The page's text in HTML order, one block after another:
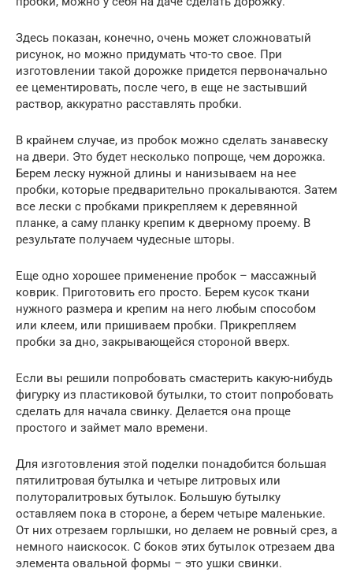
Здесь показан, конечно, очень может сложноватый
рисунок, но можно придумать что-то свое. При
изготовлении такой дорожке придется первоначально
ее цементировать, после чего, в еще не застывший
раствор, аккуратно расставлять пробки.
В крайнем случае, из пробок можно сделать занавеску
на двери. Это будет несколько попроще, чем дорожка.
Берем леску нужной длины и нанизываем на нее
пробки, которые предварительно прокалываются. Затем
все лески с пробками прикрепляем к деревянной
планке, а саму планку крепим к дверному проему. В
результате получаем чудесные шторы.
Еще одно хорошее применение пробок – массажный
коврик. Приготовить его просто. Берем кусок ткани
нужного размера и крепим на него любым способом
или клеем, или пришиваем пробки. Прикрепляем
пробки за дно, закрывающейся стороной вверх.
Если вы решили попробовать смастерить какую-нибудь
фигурку из пластиковой бутылки, то стоит попробовать
сделать для начала свинку. Делается она проще
простого и займет мало времени.
Для изготовления этой поделки понадобится большая
пятилитровая бутылка и четыре литровых или
полуторалитровых бутылок. Большую бутылку
оставляем пока в стороне, а берем четыре маленькие.
От них отрезаем горлышки, но делаем не ровный срез, а
немного наискосок. С боков этих бутылок отрезаем два
элемента овальной формы – это ушки свинки.